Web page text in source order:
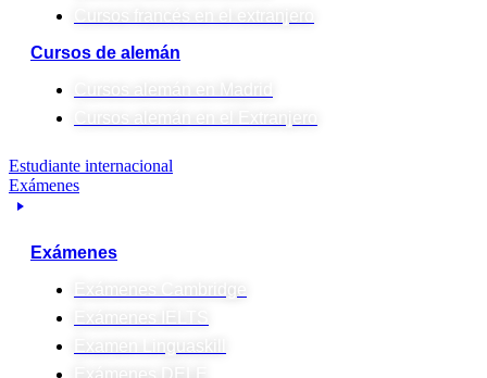
Cursos de alemán
Cursos alemán en Madrid
Cursos alemán en el Extranjero
Estudiante internacional
Exámenes
Exámenes
Exámenes Cambridge
Exámenes IELTS
Examen Linguaskill
Exámenes DELE